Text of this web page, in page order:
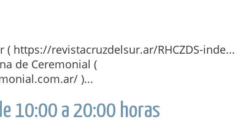
( https://revistacruzdelsur.ar/RHCZDS-inde...
de Ceremonial (
)...
10:00 a 20:00 horas